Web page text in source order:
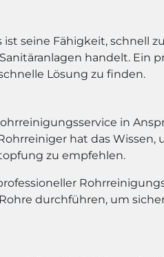
seine Fähigkeit, schnell
handelt. Ein
Lösung zu finden.
in
hat das
zu empfehlen.
durchführen, um